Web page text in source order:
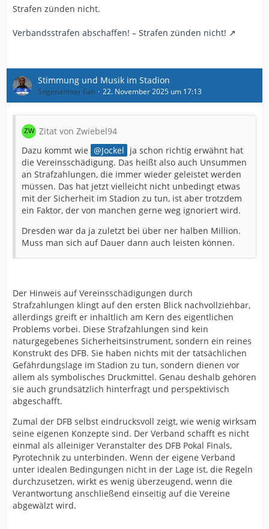
Strafen zünden nicht.
Verbandsstrafen abschaffen! – Strafen zünden nicht!
Stimmung und Musik im Stadion
Sogenannter Fan 22. November 2025 um 17:13
Zitat von Zwiebel94
Dazu kommt wie
Jockel ja schon richtig erwähnt hat
die Vereinsschädigung. Das heißt also auch Unsummen
an Strafzahlungen, die immer wieder geleistet werden
müssen. Das hat jetzt vielleicht nicht unbedingt etwas
mit der Sicherheit im Stadion zu tun, ist aber trotzdem
ein Faktor, der von manchen gerne weg ignoriert wird.
Dresden war da ja zuletzt bei über ner halben Million.
Muss man sich auf Dauer dann auch leisten können.
Der Hinweis auf Vereinsschädigungen durch
Strafzahlungen klingt auf den ersten Blick nachvollziehbar,
allerdings greift er inhaltlich am Kern des eigentlichen
Problems vorbei. Diese Strafzahlungen sind kein
naturgegebenes Sicherheitsinstrument, sondern ein reines
Konstrukt des DFB. Sie haben nichts mit der tatsächlichen
Gefährdungslage im Stadion zu tun, sondern dienen vor
allem als symbolisches Druckmittel. Genau deshalb gehören
sie auch grundsätzlich hinterfragt und perspektivisch
abgeschafft.
Zumal der DFB selbst eindrucksvoll zeigt, wie wenig wirksam
seine eigenen Konzepte sind. Der Verband schafft es nicht
einmal als alleiniger Veranstalter des DFB Pokal Finals,
Pyrotechnik zu unterbinden. Wenn der eigene Verband
unter idealen Bedingungen nicht in der Lage ist, die Regeln
durchzusetzen, wirkt es wenig überzeugend, wenn die
Verantwortung anschließend einseitig auf die Vereine
abgewälzt wird.